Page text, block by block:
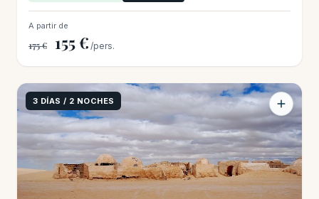
A partir de
175 € 155 € /pers.
3 DÍAS / 2 NOCHES